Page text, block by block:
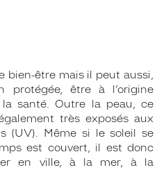
bien-être mais il peut aussi,
protégée, être à l’origine
la santé. Outre la peau, ce
très exposés aux
(UV). Même si le soleil se
est couvert, il est donc
en ville, à la mer, à la